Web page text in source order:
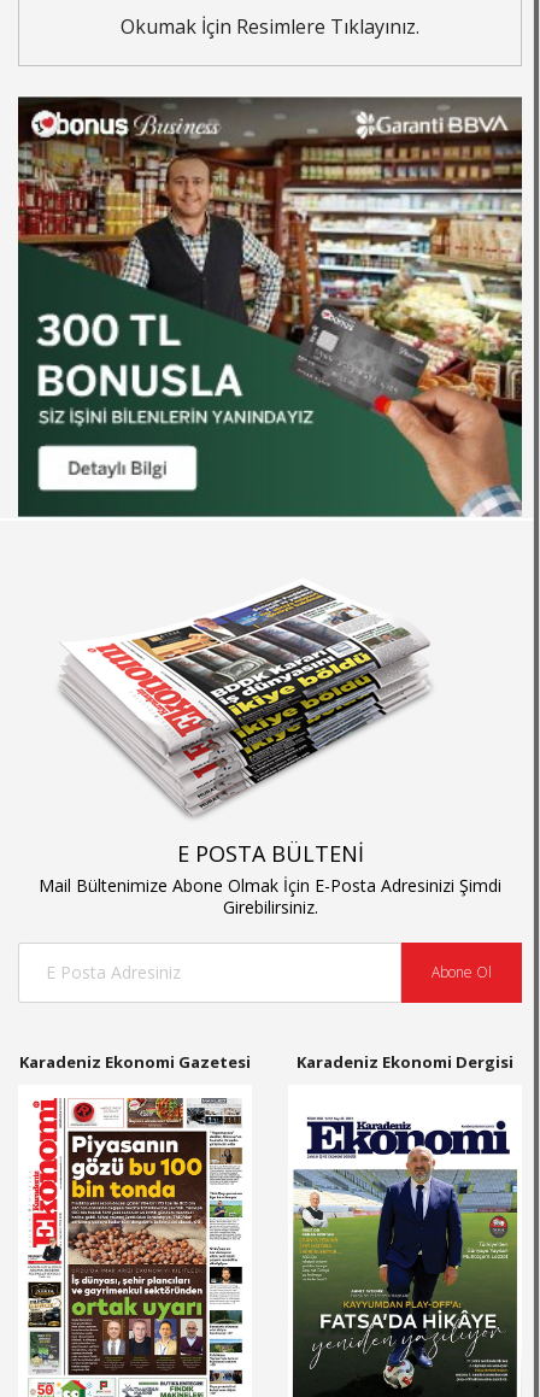
Okumak İçin Resimlere Tıklayınız.
E POSTA BÜLTENİ
Mail Bültenimize Abone Olmak İçin E-Posta Adresinizi Şimdi
Girebilirsiniz.
Abone Ol
Karadeniz Ekonomi Gazetesi Karadeniz Ekonomi Dergisi